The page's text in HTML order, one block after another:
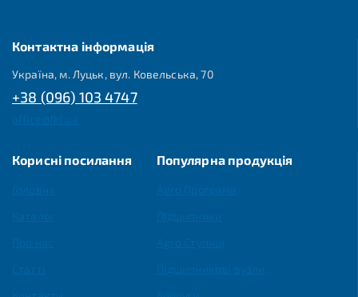
Контактна інформація
Україна, м. Луцьк, вул. Ковельська, 70
+38 (096) 103 4747
Корисні посилання Популярна продукція